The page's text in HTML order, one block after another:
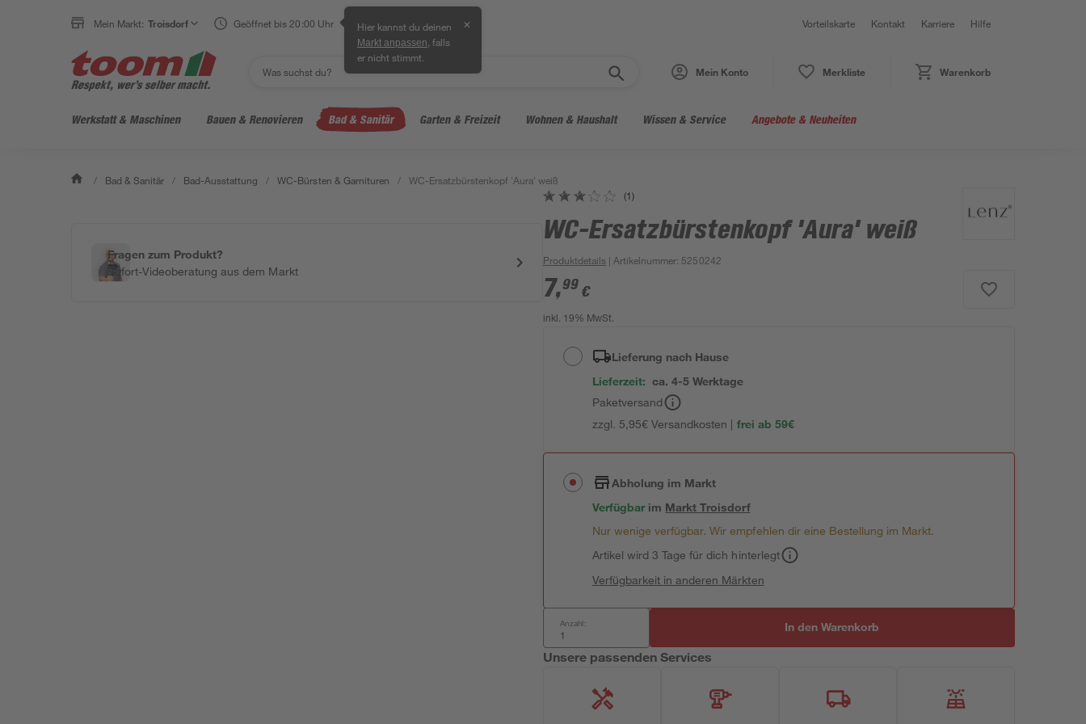
Mein Markt: Troisdorf Geöffnet bis 20:00 Uhr Hier kannst du deinen
Markt anpassen , falls
er nicht stimmt.
✕ Vorteilskarte Kontakt Karriere Hilfe
Mein Konto Merkliste Warenkorb
Werkstatt & Maschinen Bauen & Renovieren Bad & Sanitär Garten & Freizeit Wohnen & Haushalt Wissen & Service Angebote & Neuheiten
/ Bad & Sanitär / Bad-Ausstattung / WC-Bürsten & Garnituren / WC-Ersatzbürstenkopf 'Aura' weiß
Fragen zum Produkt?
Sofort-Videoberatung aus dem Markt
(1)
WC-Ersatzbürstenkopf 'Aura' weiß
Produktdetails | Artikelnummer: 5250242
7,99 €
inkl. 19% MwSt.
Lieferung nach Hause
Lieferzeit: ca. 4-5 Werktage
Paketversand
zzgl. 5,95€ Versandkosten | frei ab 59€
Abholung im Markt
Verfügbar im MarktTroisdorf
Nur wenige verfügbar. Wir empfehlen dir eine Bestellung im Markt.
Artikel wird 3 Tage für dich hinterlegt
Verfügbarkeit in anderen Märkten
Anzahl: In den Warenkorb
Unsere passenden Services